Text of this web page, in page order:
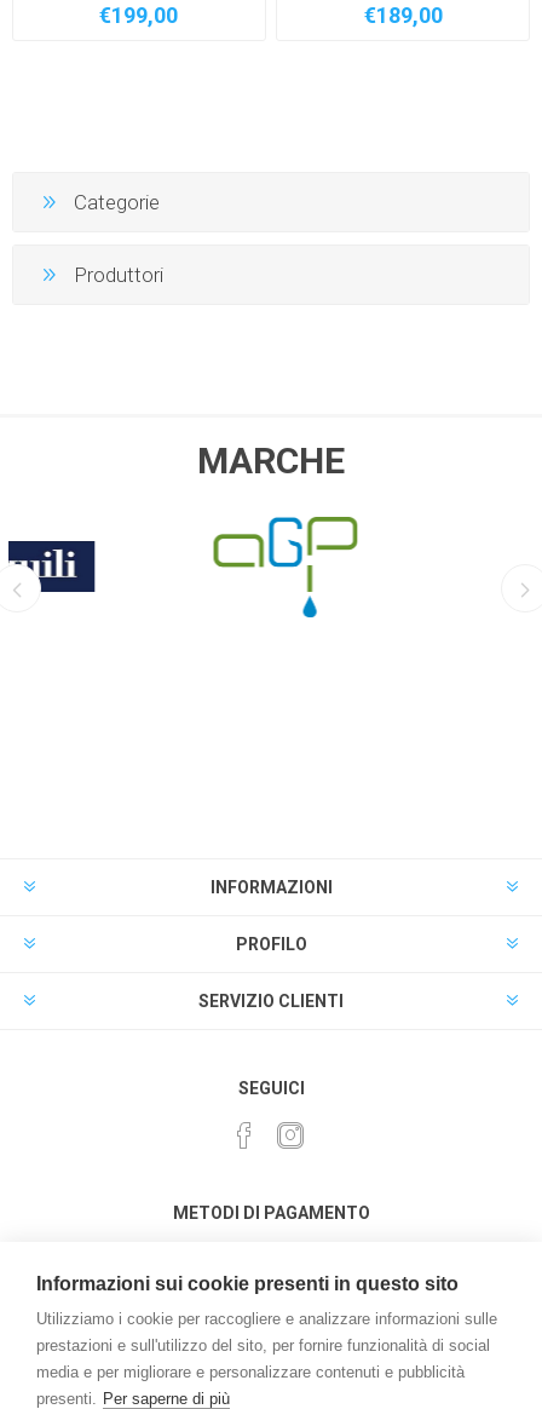
€199,00 €189,00
Categorie
Produttori
MARCHE
INFORMAZIONI
PROFILO
SERVIZIO CLIENTI
SEGUICI
METODI DI PAGAMENTO
Powered by
Informazioni sui cookie presenti in questo sito
Utilizziamo i cookie per raccogliere e analizzare informazioni sulle
prestazioni e sull'utilizzo del sito, per fornire funzionalità di social
media e per migliorare e personalizzare contenuti e pubblicità
presenti. Per saperne di più